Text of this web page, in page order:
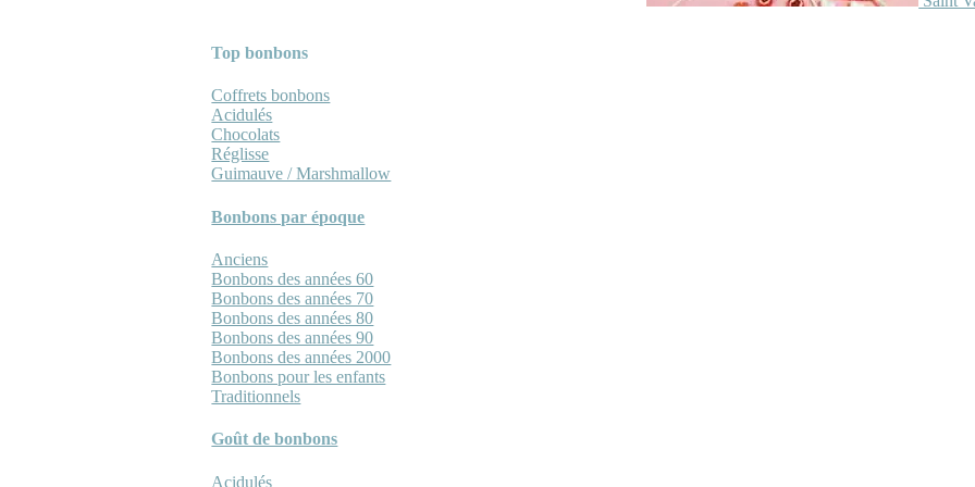
Top bonbons
Coffrets bonbons
Acidulés
Chocolats
Réglisse
Guimauve / Marshmallow
Bonbons par époque
Anciens
Bonbons des années 60
Bonbons des années 70
Bonbons des années 80
Bonbons des années 90
Bonbons des années 2000
Bonbons pour les enfants
Traditionnels
Goût de bonbons
Acidulés